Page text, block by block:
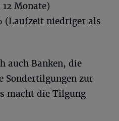
Monate)
(Laufzeit niedriger als
auch Banken, die
Sondertilgungen zur
macht die Tilgung